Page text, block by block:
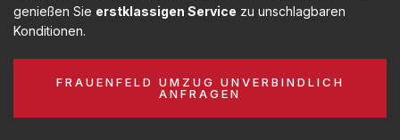
genießen Sie erstklassigen Service zu unschlagbaren
Konditionen.
FRAUENFELD UMZUG UNVERBINDLICH
ANFRAGEN